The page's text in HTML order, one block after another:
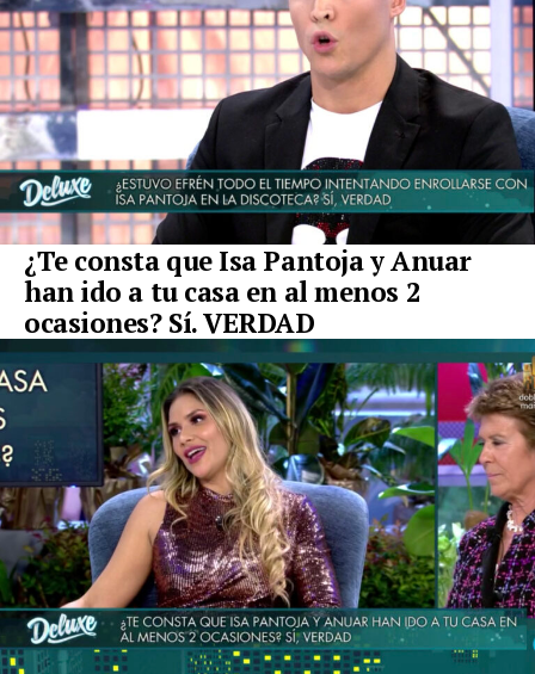
¿Te consta que Isa Pantoja y Anuar
han ido a tu casa en al menos 2
ocasiones? Sí. VERDAD